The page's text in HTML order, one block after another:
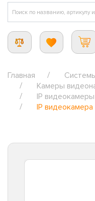
Главная
Камеры
IP видеокамеры
IP